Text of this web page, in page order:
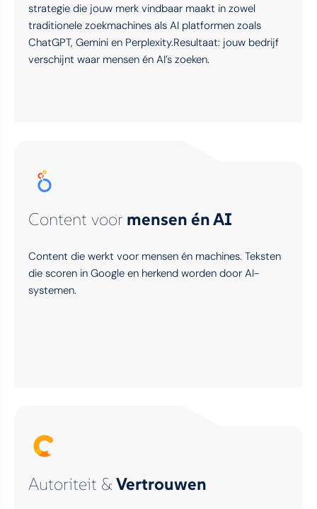
strategie die jouw merk vindbaar maakt in zowel
traditionele zoekmachines als AI platformen zoals
ChatGPT, Gemini en Perplexity.Resultaat: jouw bedrijf
verschijnt waar mensen én AI’s zoeken.
Content voor mensen én AI
Content die werkt voor mensen én machines. Teksten
die scoren in Google en herkend worden door AI-
systemen.
Autoriteit &Vertrouwen